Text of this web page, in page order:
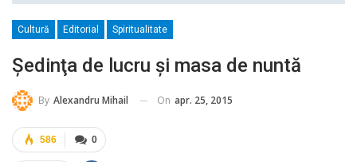
Cultură Editorial Spiritualitate
Şedinţa de lucru şi masa de nuntă
By Alexandru Mihail On apr. 25, 2015
0
586